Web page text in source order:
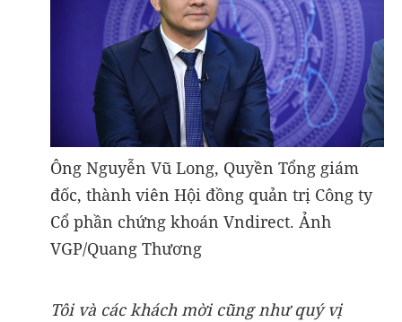
Ông Nguyễn Vũ Long, Quyền Tổng giám
đốc, thành viên Hội đồng quản trị Công ty
Cổ phần chứng khoán Vndirect. Ảnh
VGP/Quang Thương
Tôi và các khách mời cũng như quý vị